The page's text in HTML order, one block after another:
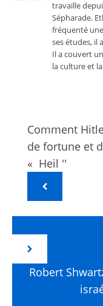
travaille
Sépharade.
fréquenté
ses études, il
Il a couvert
la culture et
Comment
de fortune et
« Heil ''
Robert